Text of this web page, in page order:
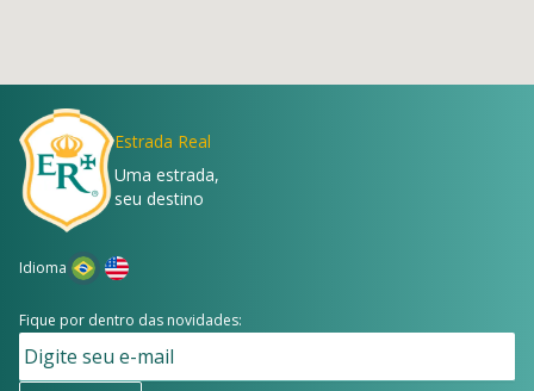
Estrada Real
Uma estrada,
seu destino
Idioma
Fique por dentro das novidades: